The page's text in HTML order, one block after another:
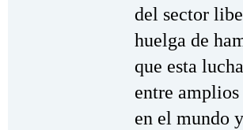
del sector
huelga de
que esta
entre
en el mundo